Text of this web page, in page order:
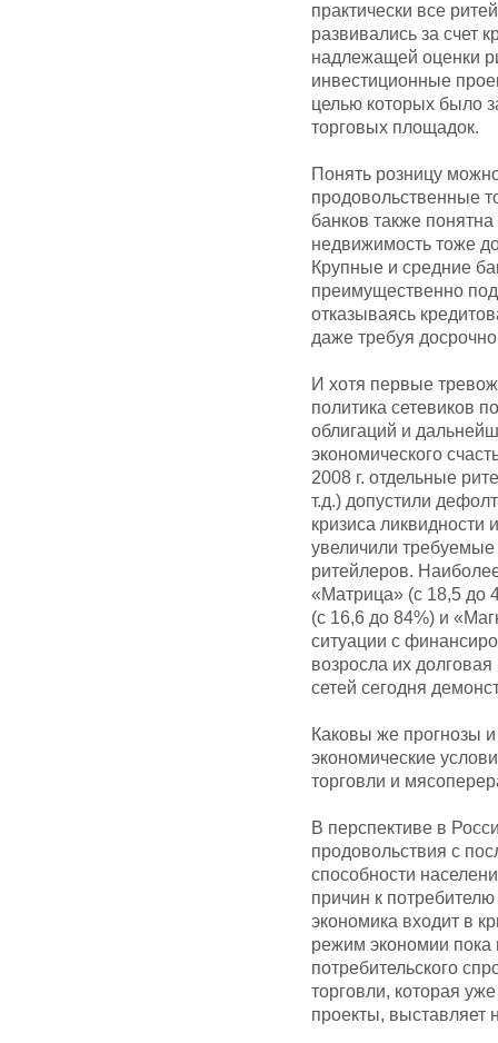
практически все
развивались за счет
надлежащей оценки
инвестиционные
целью которых было
торговых площадок.
Понять розницу
продовольственные
банков также
недвижимость тоже
Крупные и средние
преимущественно
отказываясь
даже требуя
И хотя первые
политика сетевиков
облигаций и
экономического
2008 г. отдельные
т.д.) допустили
кризиса ликвидности
увеличили
ритейлеров.
«Матрица» (с 18,5 до
(с 16,6 до 84%) и
ситуации с
возросла их
сетей сегодня
Каковы же прогнозы
экономические
торговли и
В перспективе в
продовольствия с
способности
причин к
экономика входит в
режим экономии пока
потребительского
торговли, которая
проекты, выставляет